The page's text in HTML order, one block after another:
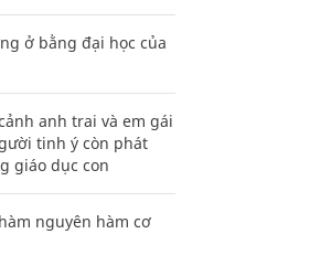
ở bằng đại học của
anh trai và em gái
tinh ý còn phát
giáo dục con
nguyên hàm cơ